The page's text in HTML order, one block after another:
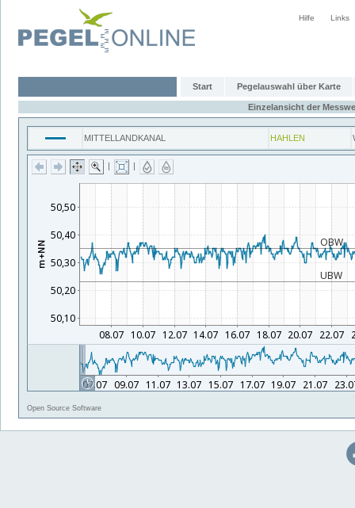
Hilfe Links
Start Pegelauswahl über Karte
Einzelansicht der
MITTELLANDKANAL HAHLEN
| |
Open Source Software